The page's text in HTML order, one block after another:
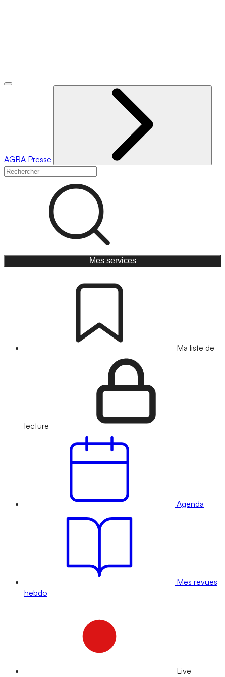
AGRA Presse
Mes services
Ma liste de
lecture
Agenda
Mes revues
hebdo
Live